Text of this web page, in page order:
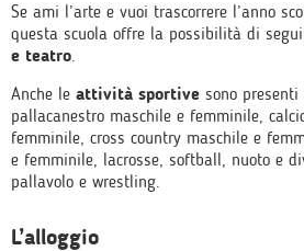
Se ami l’arte e vuoi trascorrere l’anno
questa scuola offre la possibilità di
e teatro.
Anche le attività sportive sono
pallacanestro maschile e femminile,
femminile, cross country maschile e
e femminile, lacrosse, softball, nuoto e
pallavolo e wrestling.
L’alloggio